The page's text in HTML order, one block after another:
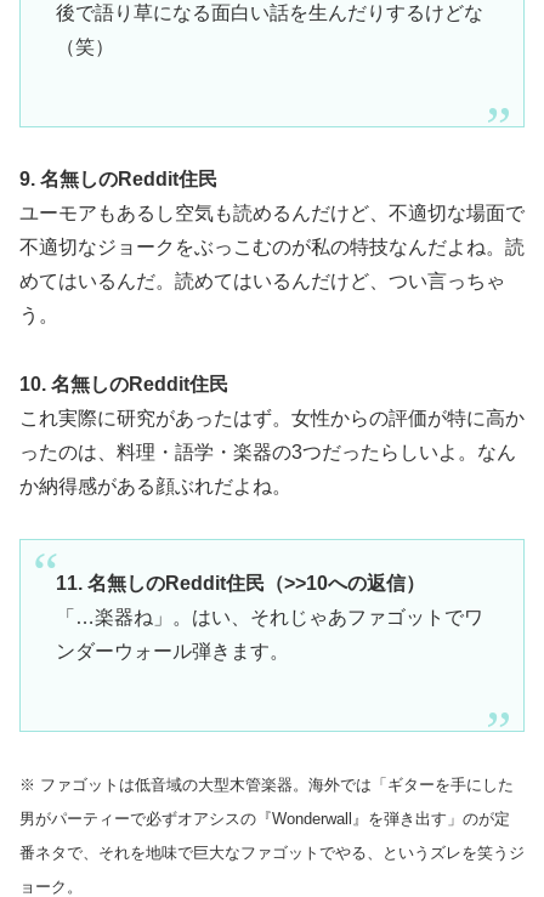
後で語り草になる面白い話を生んだりするけどな
（笑）
9. 名無しのReddit住民
ユーモアもあるし空気も読めるんだけど、不適切な場面で
不適切なジョークをぶっこむのが私の特技なんだよね。読
めてはいるんだ。読めてはいるんだけど、つい言っちゃ
う。
10. 名無しのReddit住民
これ実際に研究があったはず。女性からの評価が特に高か
ったのは、料理・語学・楽器の3つだったらしいよ。なん
か納得感がある顔ぶれだよね。
11. 名無しのReddit住民（>>10への返信）
「…楽器ね」。はい、それじゃあファゴットでワ
ンダーウォール弾きます。
※ ファゴットは低音域の大型木管楽器。海外では「ギターを手にした
男がパーティーで必ずオアシスの『Wonderwall』を弾き出す」のが定
番ネタで、それを地味で巨大なファゴットでやる、というズレを笑うジ
ョーク。